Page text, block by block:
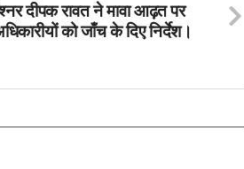
दीपक रावत ने मावा आढ़त पर
को जाँच के दिए निर्देश।